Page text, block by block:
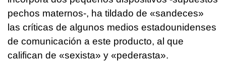
pechos maternos-, ha tildado de «sandeces»
las críticas de algunos medios estadounidenses
de comunicación a este producto, al que
califican de «sexista» y «pederasta».